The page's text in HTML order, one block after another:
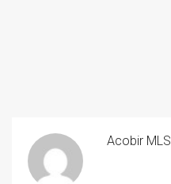
Acobir MLS